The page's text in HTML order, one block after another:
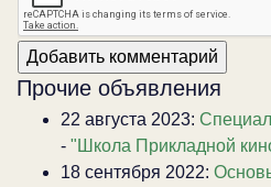
Прочие объявления
22 августа 2023:
- "Школа Прикладной
18 сентября 2022: